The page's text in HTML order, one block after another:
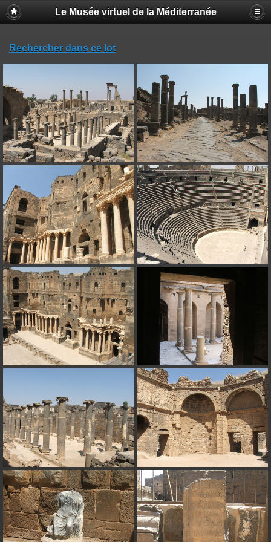
Le Musée virtuel de la Méditerranée
Rechercher dans ce lot